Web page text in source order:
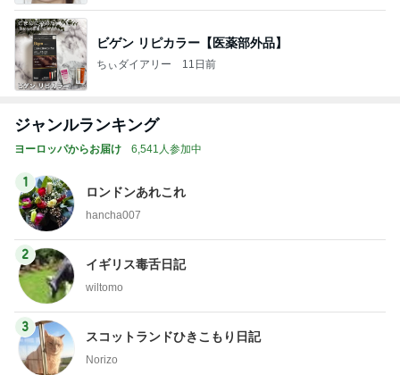
ビゲン リピカラー【医薬部外品】
ちぃダイアリー 11日前
ジャンルランキング
ヨーロッパからお届け 6,541人参加中
1
ロンドンあれこれ
hancha007
2
イギリス毒舌日記
wiltomo
3
スコットランドひきこもり日記
Norizo